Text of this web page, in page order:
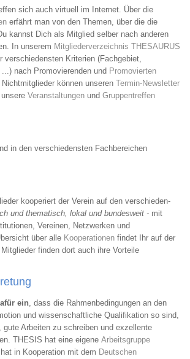
sich auch virtuell im Internet. Über die
erfährt man von den Themen, über die die
kannst Dich als Mitglied selber nach anderen
In unserem Mitgliederverzeichnis THESAURUS
verschiedensten Kriterien (Fachgebiet,
nach Promovierenden und Promovierten
können unseren Termin-Newsletter
Veranstaltungen und Gruppentreffen
in den verschiedensten Fachbereichen
kooperiert der Verein auf den verschie­den­
und the­matisch, lokal und bundes­weit - mit
Vereinen, Netzwerken und
über alle Kooperationen findet Ihr auf der
Mitglieder finden dort auch ihre Vorteile
ein, dass die Rahmenbedingungen an den
und wissenschaftliche Qualifikation so sind,
Arbeiten zu schreiben und exzellente
THESIS hat eine eigene Arbeitsgruppe
in Kooperation mit dem Deutschen